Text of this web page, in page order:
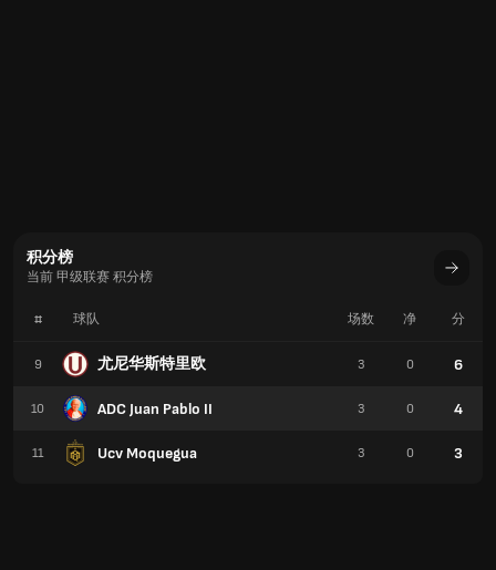
积分榜
当前 甲级联赛 积分榜
# 球队
9 尤尼华斯特里欧
10 ADC Juan Pablo II
11 Ucv Moquegua
场数 净 分
3 0 6
3 0 4
3 0 3